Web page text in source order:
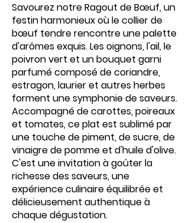
Savourez notre Ragout de Bœuf, un
festin harmonieux où le collier de
bœuf tendre rencontre une palette
d'arômes exquis. Les oignons, l'ail, le
poivron vert et un bouquet garni
parfumé composé de coriandre,
estragon, laurier et autres herbes
forment une symphonie de saveurs.
Accompagné de carottes, poireaux
et tomates, ce plat est sublimé par
une touche de piment, de sucre, de
vinaigre de pomme et d'huile d'olive.
C'est une invitation à goûter la
richesse des saveurs, une
expérience culinaire équilibrée et
délicieusement authentique à
chaque dégustation.